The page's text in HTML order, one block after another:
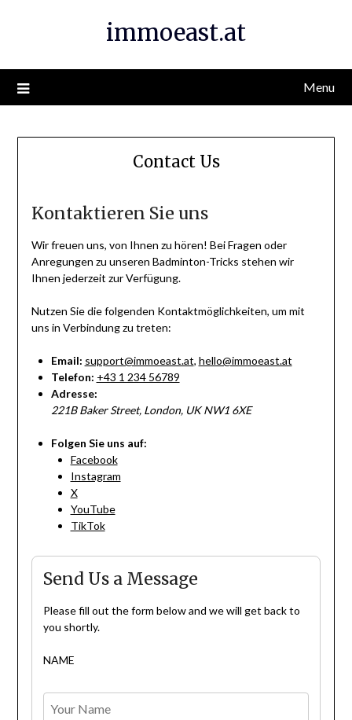
immoeast.at
Menu
Contact Us
Kontaktieren Sie uns
Wir freuen uns, von Ihnen zu hören! Bei Fragen oder
Anregungen zu unseren Badminton-Tricks stehen wir
Ihnen jederzeit zur Verfügung.
Nutzen Sie die folgenden Kontaktmöglichkeiten, um mit
uns in Verbindung zu treten:
Email: support@immoeast.at, hello@immoeast.at
Telefon: +43 1 234 56789
Adresse:
221B Baker Street, London, UK NW1 6XE
Folgen Sie uns auf:
Facebook
Instagram
X
YouTube
TikTok
Send Us a Message
Please fill out the form below and we will get back to
you shortly.
NAME